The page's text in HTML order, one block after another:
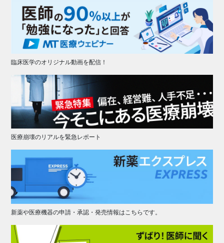
臨床医学のオリジナル動画を配信！
医療崩壊のリアルを緊急レポート
新薬や医療機器の申請・承認・発売情報はこちらです。